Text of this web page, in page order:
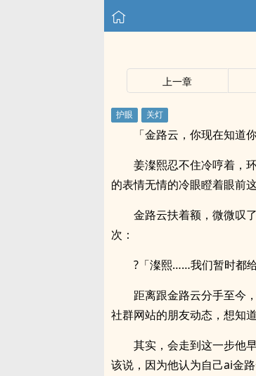
上一章
「金路云，你现在知道
姜澯熙忍不住冷哼着，
的表情无情的冷眼瞪着眼前
金路云扶着额，微微叹
次：
?「澯熙……我们暂时都
距离跟金路云分手至今
社群网站的朋友动态，想知
其实，会走到这一步他
该说，因为他认为自己ai金